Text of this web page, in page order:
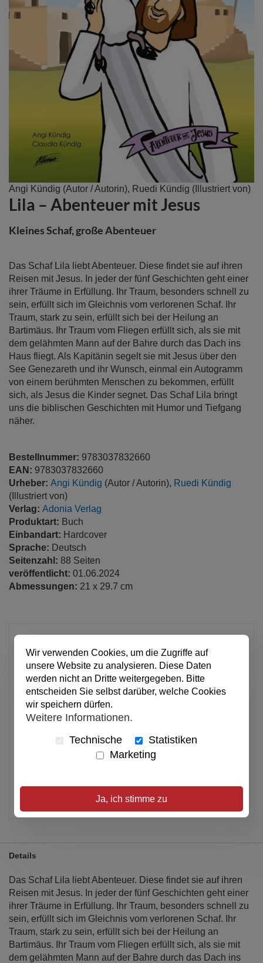
Angi Kündig (Autor / Autorin), Ruedi Kündig (Illustriert von)
Lila – Abenteuer mit Jesus
Kleines Schaf, große Abenteuer
Das Schaf Lila liebt Abenteuer. Diese findet sie auf ihren
Reisen mit Jesus. In jeder der fünf Geschichten geht einer
ihrer Träume in Erfüllung. Ihr Traum, besonders schnell zu
sein, erfüllt sich im Gleichnis vom verlorenen Schaf. Ihr
Traum, stark zu sein, erfüllt sich bei der Heilung an
Bartimäus. Ihr Traum vom Fliegen erfüllt sich, als sie mit
dem gelähmten Mann auf der Bahre durch das Dach ins
Haus fliegt. Als Kapitänin segelt sie mit Jesus über den
See Genezareth und ihr Wunsch, einmal ein Autogramm
von einem berühmten Menschen zu bekommen, erfüllt
sich, als Jesus die Kinder segnet. Das Schaf Lila bringt
uns die biblischen Geschichten mit Humor und Tiefgang
näher.
Bestellnummer: 9783037832660
EAN: 9783037832660
Urheber: Angi Kündig (Autor / Autorin), Ruedi Kündig
(Illustriert von)
Verlag: Adonia Verlag
Produktart: Buch
Einbandart: Hardcover
Sprache: Deutsch
Seitenzahl: 88 Seiten
veröffentlicht: 01.06.2024
Abmessungen: 21 x 29.7 cm
Zum
Anfang
der
Bildergalerie
16,95 €
Anzahl
In den Warenkorb
Alle Preise inkl. MwSt.
Details
Das Schaf Lila liebt Abenteuer. Diese findet sie auf ihren
Reisen mit Jesus. In jeder der fünf Geschichten geht einer
ihrer Träume in Erfüllung. Ihr Traum, besonders schnell zu
sein, erfüllt sich im Gleichnis vom verlorenen Schaf. Ihr
Traum, stark zu sein, erfüllt sich bei der Heilung an
Bartimäus. Ihr Traum vom Fliegen erfüllt sich, als sie mit
dem gelähmten Mann auf der Bahre durch das Dach ins
Wir verwenden Cookies, um die Zugriffe auf
unsere Website zu analysieren. Diese Daten
werden nicht an Dritte weitergegeben. Bitte
entscheiden Sie selbst darüber, welche Cookies
wir speichern dürfen.
Weitere Informationen.
Technische
Statistiken
Marketing
Ja, ich stimme zu